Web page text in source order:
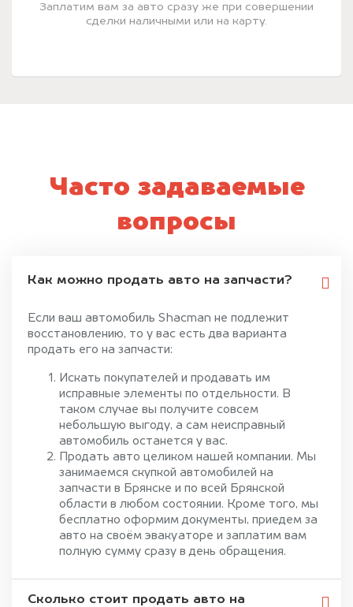
Заплатим вам за авто сразу же при совершении
сделки наличными или на карту.
Часто задаваемые
вопросы
Как можно продать авто на запчасти?
Если ваш автомобиль Shacman не подлежит
восстановлению, то у вас есть два варианта
продать его на запчасти:
Искать покупателей и продавать им
исправные элементы по отдельности. В
таком случае вы получите совсем
небольшую выгоду, а сам неисправный
автомобиль останется у вас.
Продать авто целиком нашей компании. Мы
занимаемся скупкой автомобилей на
запчасти в Брянске и по всей Брянской
области в любом состоянии. Кроме того, мы
бесплатно оформим документы, приедем за
авто на своём эвакуаторе и заплатим вам
полную сумму сразу в день обращения.
Сколько стоит продать авто на